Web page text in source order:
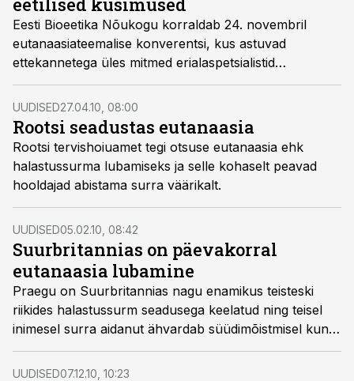
Eesti Bioeetika Nõukogu korraldab 24. novembril
eutanaasiateemalise konverentsi, kus astuvad
ettekannetega üles mitmed erialaspetsialistid
meditsiinivaldkonnast õigusteaduseni.
UUDISED27.04.10, 08:00
Rootsi seadustas eutanaasia
Rootsi tervishoiuamet tegi otsuse eutanaasia ehk
halastussurma lubamiseks ja selle kohaselt peavad
hooldajad abistama surra väärikalt.
UUDISED05.02.10, 08:42
Suurbritannias on päevakorral
eutanaasia lubamine
Praegu on Suurbritannias nagu enamikus teisteski
riikides halastussurm seadusega keelatud ning teisel
inimesel surra aidanut ähvardab süüdimõistmisel kuni
14-aastane vangistus. Küll aga on võimudel õigus
otsustada, mis tingimustel eutanaasiajuhtumeid
UUDISED07.12.10, 10:23